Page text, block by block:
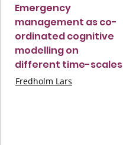
Emergency
management as co-
ordinated cognitive
modelling on
different time-scales
Fredholm Lars